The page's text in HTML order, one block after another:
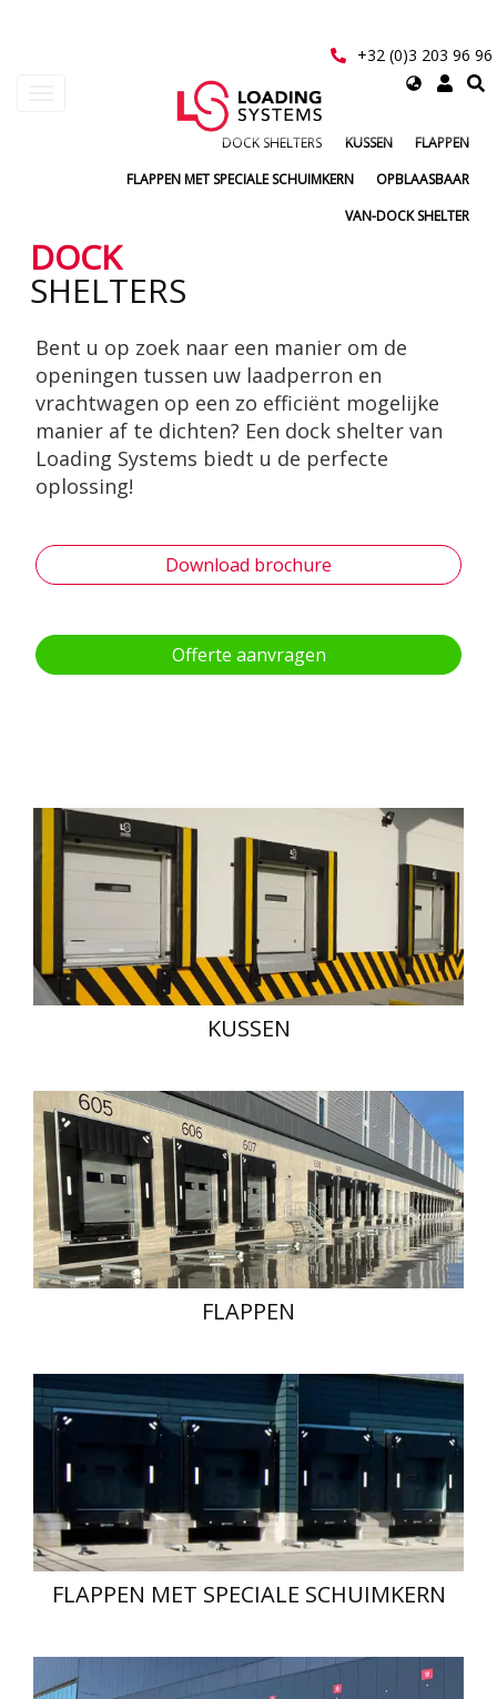
+32 (0)3 203 96 96
Select
menu
DOCK SHELTERS KUSSEN
FLAPPEN
FLAPPEN MET SPECIALE SCHUIMKERN
OPBLAASBAAR
VAN-DOCK SHELTER
DOCK
SHELTERS
Bent u op zoek naar een manier om de
openingen tussen uw laadperron en
vrachtwagen op een zo efficiënt mogelijke
manier af te dichten? Een dock shelter van
Loading Systems biedt u de perfecte
oplossing!
Download brochure
Offerte aanvragen
KUSSEN
FLAPPEN
FLAPPEN MET SPECIALE SCHUIMKERN